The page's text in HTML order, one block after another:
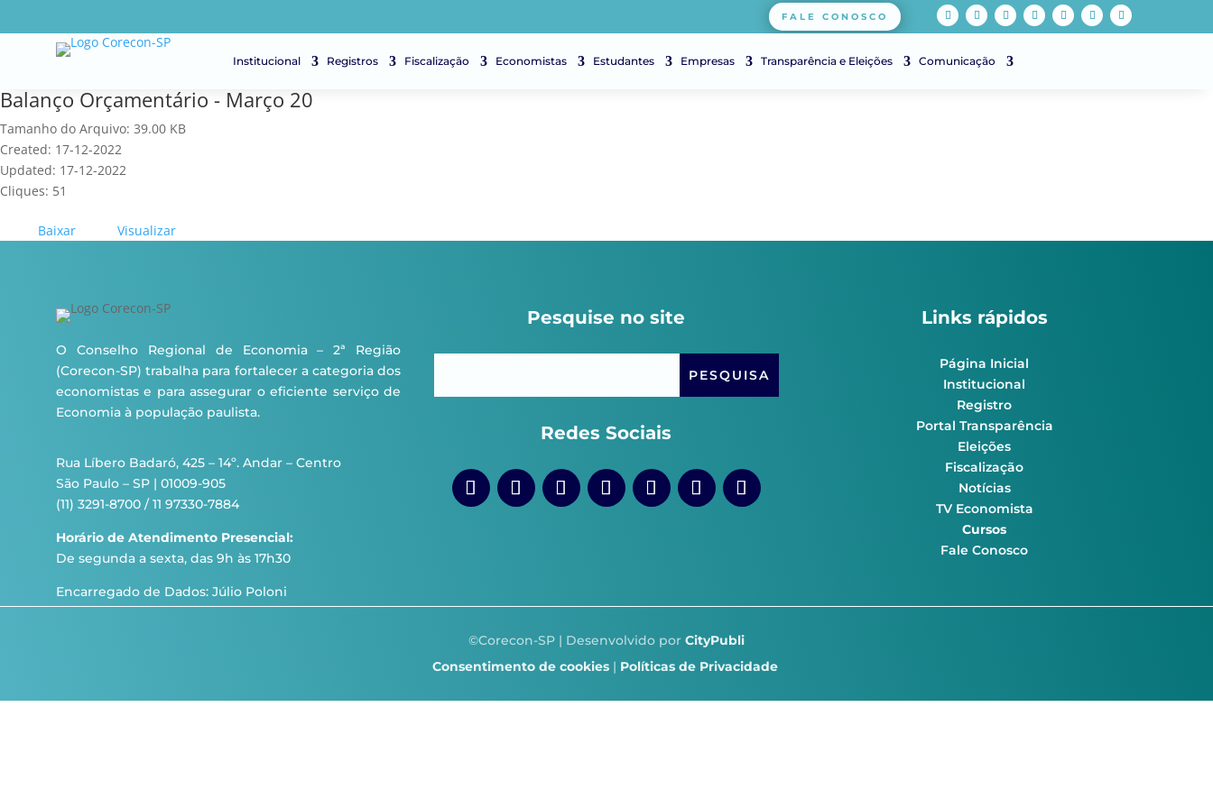
FALE CONOSCO
Institucional Registros Fiscalização Economistas Estudantes Empresas Transparência e Eleições Comunicação
Balanço Orçamentário - Março 20
Tamanho do Arquivo: 39.00 KB
Created: 17-12-2022
Updated: 17-12-2022
Cliques: 51
Baixar Visualizar
O Conselho Regional de Economia – 2ª Região
(Corecon-SP) trabalha para fortalecer a categoria dos
economistas e para assegurar o eficiente serviço de
Economia à população paulista.
Rua Líbero Badaró, 425 – 14º. Andar – Centro
São Paulo – SP | 01009-905
(11) 3291-8700 / 11 97330-7884
Horário de Atendimento Presencial:
De segunda a sexta, das 9h às 17h30
Encarregado de Dados: Júlio Poloni
Pesquise no site
Redes Sociais
Links rápidos
Página Inicial
Institucional
Registro
Portal Transparência
Eleições
Fiscalização
Notícias
TV Economista
Cursos
Fale Conosco
©Corecon-SP | Desenvolvido por CityPubli
Consentimento de cookies| Políticas de Privacidade